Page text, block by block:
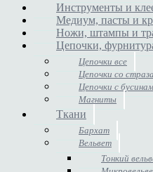
Инструменты и
Медиум, пасты и
Ножи, штампы и
Цепочки,
Цепочки все
Цепочки со
Цепочки с
Магниты
Ткани
Бархат
Вельвет
Тонкий